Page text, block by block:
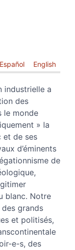
Español English
industrielle a
des
le monde
» la
et de ses
d’éminents
de
blanc. Notre
grands
et politisés,
e-s, des